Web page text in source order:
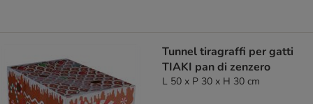
Tunnel tiragraffi per gatti
TIAKI pan di zenzero
L 50 x P 30 x H 30 cm